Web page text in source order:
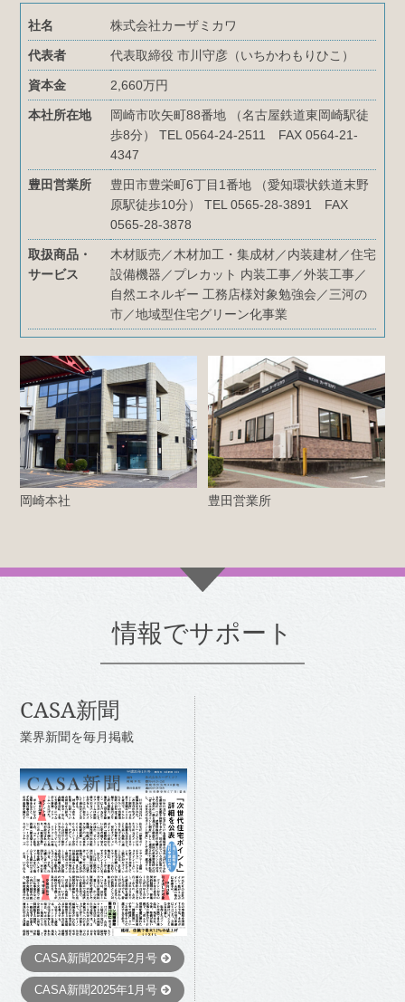
社名 株式会社カーザミカワ
代表者 代表取締役 市川守彦（いちかわもりひこ）
資本金 2,660万円
本社所在地
岡崎市吹矢町88番地 （名古屋鉄道東岡崎駅徒
歩8分） TEL 0564-24-2511 FAX 0564-21-
4347
豊田営業所
豊田市豊栄町6丁目1番地 （愛知環状鉄道末野
原駅徒歩10分） TEL 0565-28-3891 FAX
0565-28-3878
取扱商品・
サービス
木材販売／木材加工・集成材／内装建材／住宅
設備機器／プレカット 内装工事／外装工事／
自然エネルギー 工務店様対象勉強会／三河の
市／地域型住宅グリーン化事業
岡崎本社 豊田営業所
情報でサポート
CASA新聞
業界新聞を毎月掲載
CASA新聞2025年2月号
CASA新聞2025年1月号